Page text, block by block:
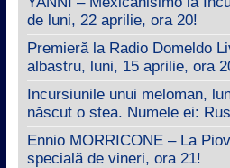
de luni, 22 aprilie, ora 20!
Premieră la Radio Domeldo
albastru, luni, 15 aprilie, ora
Incursiunile unui meloman,
născut o stea. Numele ei:
Ennio MORRICONE – La
specială de vineri, ora 21!